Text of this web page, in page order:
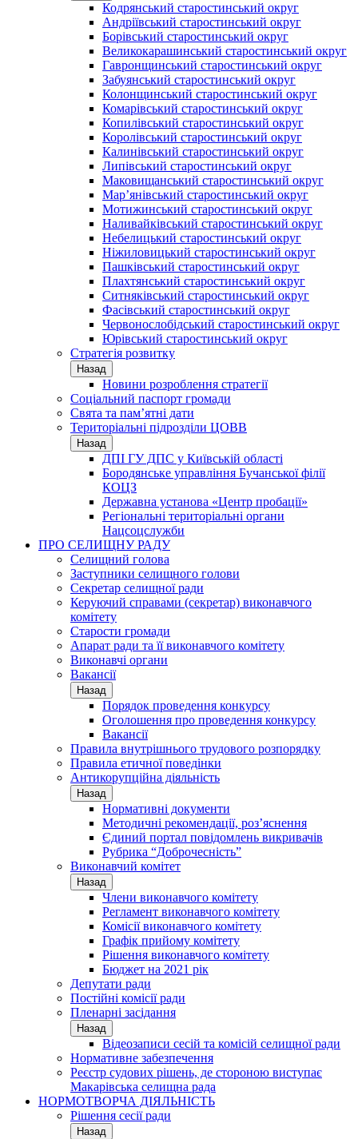
Кодрянський старостинський округ
Андріївський старостинський округ
Борівський старостинський округ
Великокарашинський старостинський округ
Гавронщинський старостинський округ
Забуянський старостинський округ
Колонщинський старостинський округ
Комарівський старостинський округ
Копилівський старостинський округ
Королівський старостинський округ
Калинівський старостинський округ
Липівський старостинський округ
Маковищанський старостинський округ
Мар’янівський старостинський округ
Мотижинський старостинський округ
Наливайківський старостинський округ
Небелицький старостинський округ
Ніжиловицький старостинський округ
Пашківський старостинський округ
Плахтянський старостинський округ
Ситняківський старостинський округ
Фасівський старостинський округ
Червонослобідський старостинський округ
Юрівський старостинський округ
Стратегія розвитку
Назад
Новини розроблення стратегії
Соціальний паспорт громади
Свята та пам’ятні дати
Територіальні підрозділи ЦОВВ
Назад
ДПІ ГУ ДПС у Київській області
Бородянське управління Бучанської філії
КОЦЗ
Державна установа «Центр пробації»
Регіональні територіальні органи
Нацсоцслужби
ПРО СЕЛИЩНУ РАДУ
Селищний голова
Заступники селищного голови
Секретар селищної ради
Керуючий справами (секретар) виконавчого
комітету
Старости громади
Апарат ради та її виконавчого комітету
Виконавчі органи
Вакансії
Назад
Порядок проведення конкурсу
Оголошення про проведення конкурсу
Вакансії
Правила внутрішнього трудового розпорядку
Правила етичної поведінки
Антикорупційна діяльність
Назад
Нормативні документи
Методичні рекомендації, роз’яснення
Єдиний портал повідомлень викривачів
Рубрика “Доброчесність”
Виконавчий комітет
Назад
Члени виконавчого комітету
Регламент виконавчого комітету
Комісії виконавчого комітету
Графік прийому комітету
Рішення виконавчого комітету
Бюджет на 2021 рік
Депутати ради
Постійні комісії ради
Пленарні засідання
Назад
Відеозаписи сесій та комісій селищної ради
Нормативне забезпечення
Реєстр судових рішень, де стороною виступає
Макарівська селищна рада
НОРМОТВОРЧА ДІЯЛЬНІСТЬ
Рішення сесії ради
Назад